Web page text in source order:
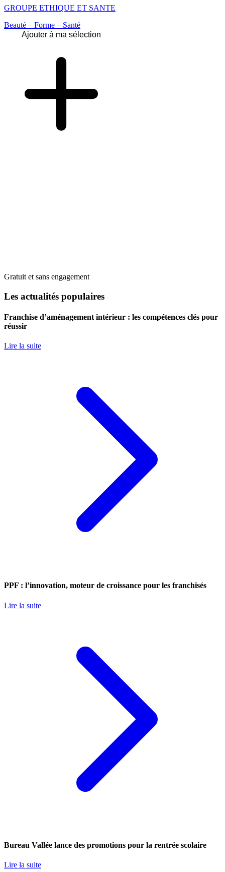
GROUPE ETHIQUE ET SANTE
Beauté – Forme – Santé
Ajouter à ma sélection
Gratuit et sans engagement
Les actualités populaires
Franchise d’aménagement intérieur : les compétences clés pour
réussir
Lire la suite
PPF : l’innovation, moteur de croissance pour les franchisés
Lire la suite
Bureau Vallée lance des promotions pour la rentrée scolaire
Lire la suite